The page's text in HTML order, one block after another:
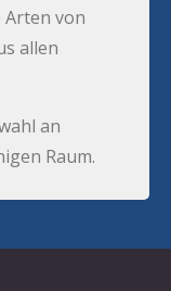
Arten von
allen
an
Raum.